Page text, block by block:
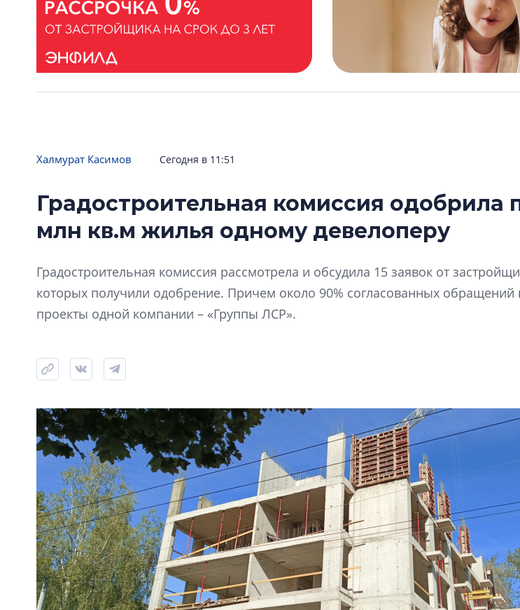
Халмурат Касимов Сегодня в 11:51
Градостроительная комиссия одобрила
млн кв.м жилья одному девелоперу
Градостроительная комиссия рассмотрела и обсудила 15 заявок от
которых получили одобрение. Причем около 90% согласованных обращений
проекты одной компании – «Группы ЛСР».